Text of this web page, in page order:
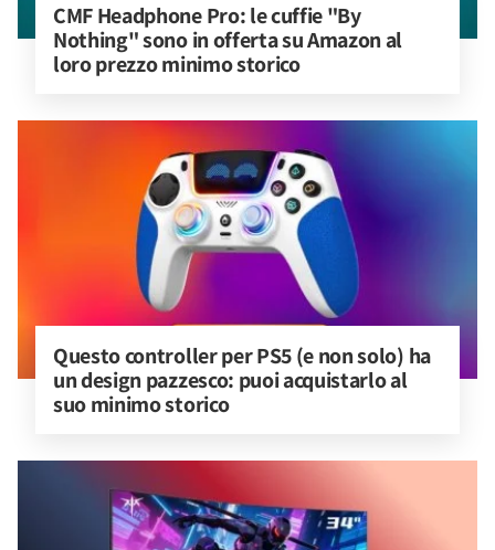
CMF Headphone Pro: le cuffie "By
Nothing" sono in offerta su Amazon al
loro prezzo minimo storico
Questo controller per PS5 (e non solo) ha
un design pazzesco: puoi acquistarlo al
suo minimo storico